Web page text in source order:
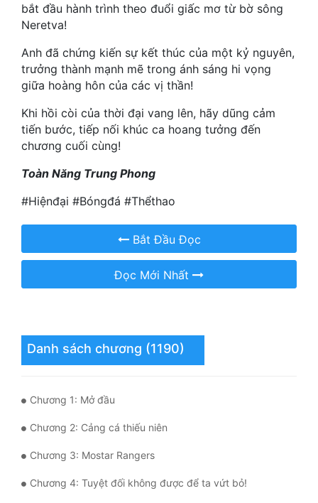
Dị Năng
Gia Đấu
Góc Nhìn Nam
Huyền Huyễn
bắt đầu hành trình theo đuổi giấc mơ từ bờ sông
Neretva!
Anh đã chứng kiến sự kết thúc của một kỷ nguyên,
trưởng thành mạnh mẽ trong ánh sáng hi vọng
giữa hoàng hôn của các vị thần!
Khi hồi còi của thời đại vang lên, hãy dũng cảm
tiến bước, tiếp nối khúc ca hoang tưởng đến
chương cuối cùng!
Toàn Năng Trung Phong
#Hiệnđại #Bóngđá #Thểthao
Bắt Đầu Đọc
Đọc Mới Nhất
Danh sách chương (1190)
Chương 1: Mở đầu
Chương 2: Cảng cá thiếu niên
Chương 3: Mostar Rangers
Chương 4: Tuyệt đối không được để ta vứt bỏ!